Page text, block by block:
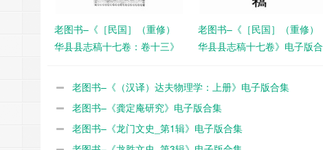
老图书–《［民国］（重修）
华县县志稿十七卷：卷十三》
老图书–《［民国］（重修）
华县县志稿十七卷》电子版合
老图书–《（汉译）达夫物理学：上册》电子版合集
老图书–《龚定庵研究》电子版合集
老图书–《龙门文史_第1辑》电子版合集